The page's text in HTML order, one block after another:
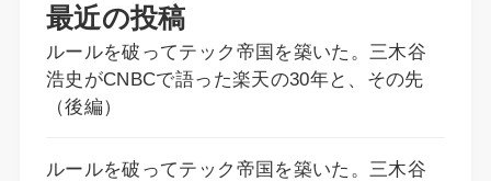
最近の投稿
ルールを破ってテック帝国を築いた。三木谷
浩史がCNBCで語った楽天の30年と、その先
（後編）
ルールを破ってテック帝国を築いた。三木谷